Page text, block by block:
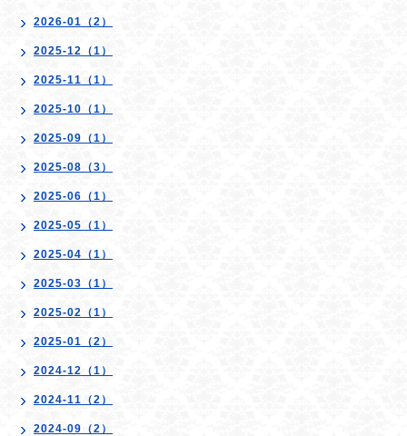
2026-01（2）
2025-12（1）
2025-11（1）
2025-10（1）
2025-09（1）
2025-08（3）
2025-06（1）
2025-05（1）
2025-04（1）
2025-03（1）
2025-02（1）
2025-01（2）
2024-12（1）
2024-11（2）
2024-09（2）